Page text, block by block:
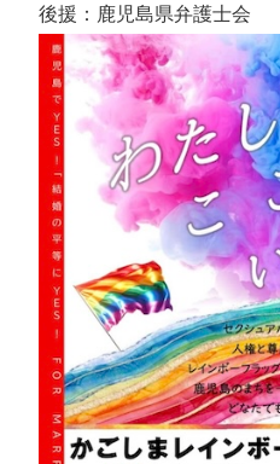
後援：鹿児島県弁護士会